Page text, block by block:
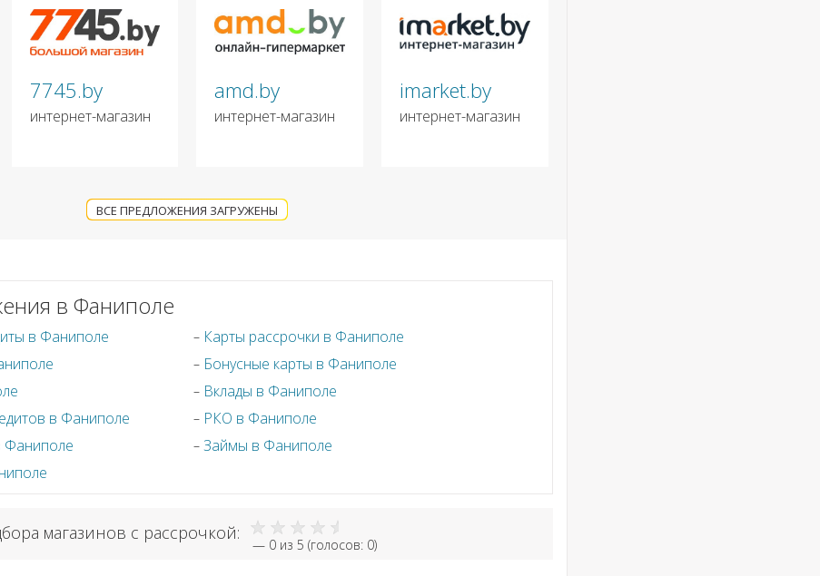
7745.by
интернет-магазин
amd.by
интернет-магазин
imarket.by
интернет-магазин
ВСЕ ПРЕДЛОЖЕНИЯ ЗАГРУЖЕНЫ
в Фаниполе
в Фаниполе
в Фаниполе
Фаниполе
Карты рассрочки в Фаниполе
Бонусные карты в Фаниполе
Вклады в Фаниполе
РКО в Фаниполе
Займы в Фаниполе
магазинов с рассрочкой:
— 0 из 5 (голосов: 0)